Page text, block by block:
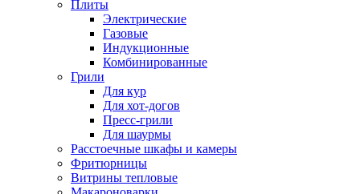
Плиты
Электрические
Газовые
Индукционные
Комбинированные
Грили
Для кур
Для хот-догов
Пресс-грили
Для шаурмы
Расстоечные шкафы и камеры
Фритюрницы
Витрины тепловые